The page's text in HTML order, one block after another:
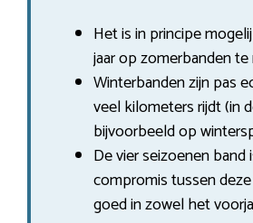
Het is in principe
jaar op zomerbanden te
Winterbanden zijn pas
veel kilometers rijdt (in
bijvoorbeeld op
De vier seizoenen
compromis tussen
goed in zowel het